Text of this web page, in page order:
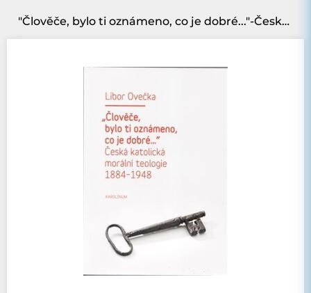
"Člověče, bylo ti oznámeno, co je dobré..."-Česká katolická morální teologie 1884-1948